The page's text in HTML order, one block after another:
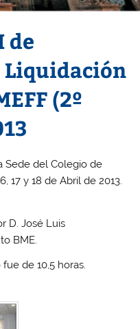
de
Liquidación
(2º
Sede del Colegio de
17 y 18 de Abril de 2013.
D. José Luis
BME.
de 10,5 horas.